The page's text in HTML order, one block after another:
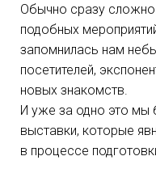
Обычно сразу
подобных
запомнилась нам
посетителей,
новых знакомств.
И уже за одно это мы
выставки, которые
в процессе